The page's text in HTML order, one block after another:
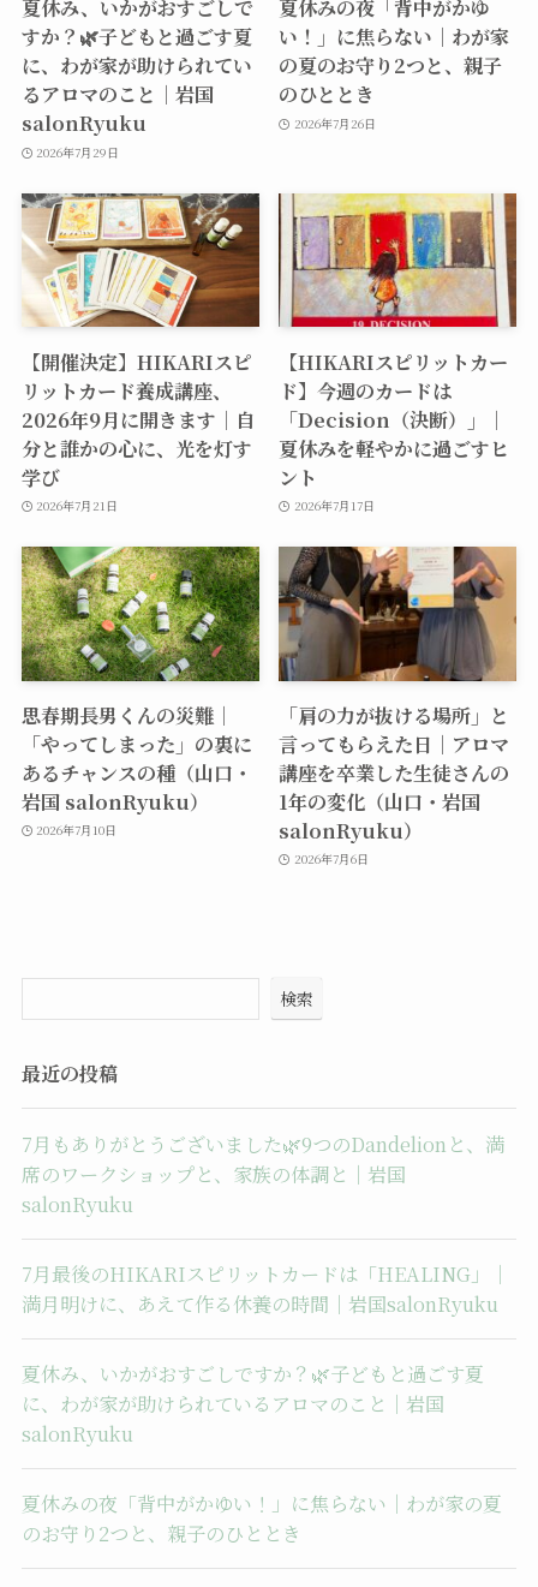
夏休み、いかがおすごしで
すか？🌿子どもと過ごす夏
に、わが家が助けられてい
るアロマのこと｜岩国
salonRyuku
2026年7月29日
夏休みの夜「背中がかゆ
い！」に焦らない｜わが家
の夏のお守り2つと、親子
のひととき
2026年7月26日
【開催決定】HIKARIスピ
リットカード養成講座、
2026年9月に開きます｜自
分と誰かの心に、光を灯す
学び
2026年7月21日
【HIKARIスピリットカー
ド】今週のカードは
「Decision（決断）」｜
夏休みを軽やかに過ごすヒ
ント
2026年7月17日
思春期長男くんの災難｜
「やってしまった」の裏に
あるチャンスの種（山口・
岩国 salonRyuku）
2026年7月10日
「肩の力が抜ける場所」と
言ってもらえた日｜アロマ
講座を卒業した生徒さんの
1年の変化（山口・岩国
salonRyuku）
2026年7月6日
検索
最近の投稿
7月もありがとうございました🌿9つのDandelionと、満
席のワークショップと、家族の体調と｜岩国
salonRyuku
7月最後のHIKARIスピリットカードは「HEALING」｜
満月明けに、あえて作る休養の時間｜岩国salonRyuku
夏休み、いかがおすごしですか？🌿子どもと過ごす夏
に、わが家が助けられているアロマのこと｜岩国
salonRyuku
夏休みの夜「背中がかゆい！」に焦らない｜わが家の夏
のお守り2つと、親子のひととき